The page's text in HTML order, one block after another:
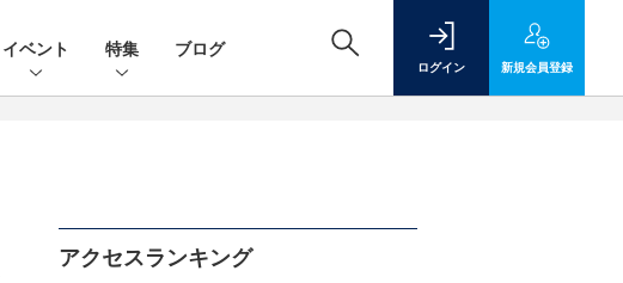
イベント 特集 ブログ
ログイン 新規会員登録
アクセスランキング